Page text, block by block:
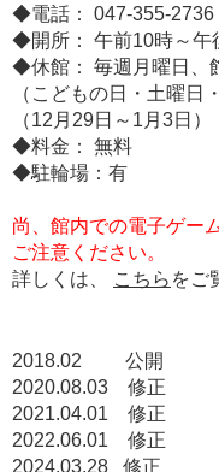
◆電話： 047-355-2736
◆開所： 午前10時～午
◆休館： 毎週月曜日、
（こどもの日・土曜日
（12月29日～1月3日）
◆料金： 無料
◆駐輪場：有
尚、館内での電子ゲー
ご注意ください。
詳しくは、
こちら をご
2018.02 公開
2020.08.03 修正
2021.04.01 修正
2022.06.01 修正
2024.03.28 修正